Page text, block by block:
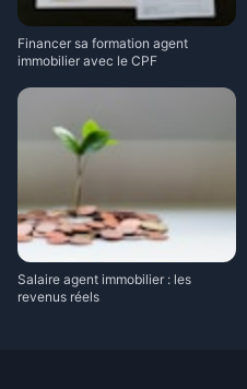
Financer sa formation agent
immobilier avec le CPF
Salaire agent immobilier : les
revenus réels